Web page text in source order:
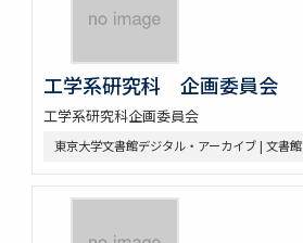
工学系研究科 企画委員会
工学系研究科企画委員会
東京大学文書館デジタル・アーカイブ | 文書館